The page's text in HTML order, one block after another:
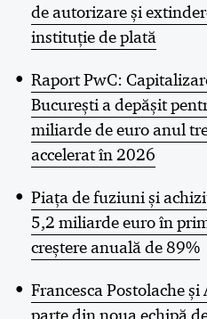
de autorizare și
instituție de plată
Raport PwC:
București a depășit
miliarde de euro anul
accelerat în 2026
Piața de fuziuni și
5,2 miliarde euro în
creștere anuală de 89%
Francesca Postolache
parte din noua echipă